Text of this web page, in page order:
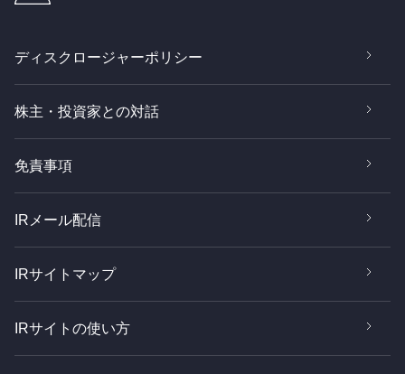
ディスクロージャーポリシー
株主・投資家との対話
免責事項
IRメール配信
IRサイトマップ
IRサイトの使い方